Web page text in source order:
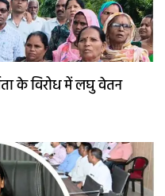
के विरोध में लघु वेतन